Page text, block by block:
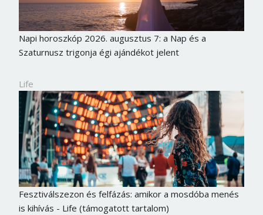
Napi horoszkóp 2026. augusztus 7: a Nap és a
Szaturnusz trigonja égi ajándékot jelent
Life
Fesztiválszezon és felfázás: amikor a mosdóba menés
is kihívás - Life (támogatott tartalom)